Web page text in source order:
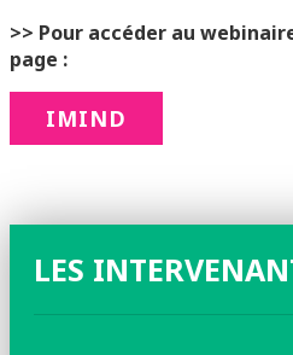
>> Pour accéder au
page :
IMIND
LES